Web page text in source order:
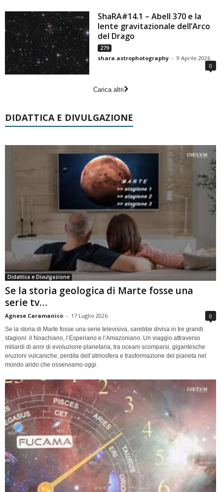
ShaRA#14.1 – Abell 370 e la
lente gravitazionale dell’Arco
del Drago
279
shara.astrophotography - 9 Aprile 2026
0
Carica altri
DIDATTICA E DIVULGAZIONE
Didattica e Divulgazione
Se la storia geologica di Marte fosse una
serie tv…
Agnese Caramanico - 17 Luglio 2026 0
Se la storia di Marte fosse una serie televisiva, sarebbe divisa in tre grandi
stagioni: il Noachiano, l’Esperiano e l’Amazoniano. Un viaggio attraverso
miliardi di anni di evoluzione planetaria, tra oceani scomparsi, gigantesche
eruzioni vulcaniche, perdita dell’atmosfera e trasformazione del pianeta nel
mondo arido che osserviamo oggi.